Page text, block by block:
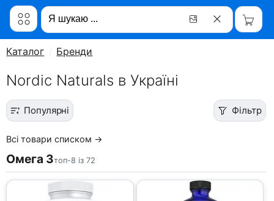
Каталог Бренди
Nordic Naturals в Україні
Популярні Фільтр
Всі товари списком →
Омега 3топ-8 із 72